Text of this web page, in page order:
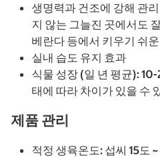
생명력과 건조에 강해 관
지 않는 그늘진 곳에서도
베란다 등에서 키우기 쉬
실내 습도 유지 효과
식물 성장 (일 년 평균):
태에 따라 차이가 있을 수
제품 관리
적정 생육온도: 섭씨 15도